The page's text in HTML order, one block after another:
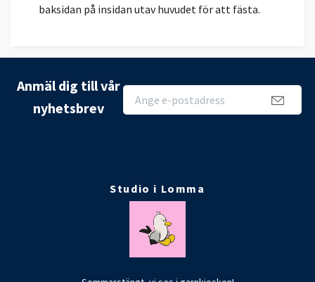
baksidan på insidan utav huvudet för att fästa.
Anmäl dig till vår
nyhetsbrev
Studio i Lomma